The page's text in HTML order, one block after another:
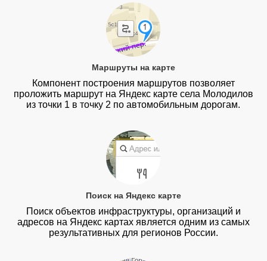
Маршруты на карте
Компонент построения маршрутов позволяет
проложить маршрут на Яндекс карте села Молодилов
из точки 1 в точку 2 по автомобильным дорогам.
Поиск на Яндекс карте
Поиск объектов инфраструктуры, организаций и
адресов на Яндекс картах является одним из самых
результативных для регионов России.